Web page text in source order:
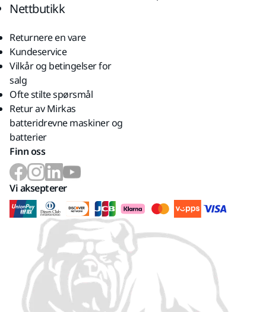
Nettbutikk
Returnere en vare
Kundeservice
Vilkår og betingelser for
salg
Ofte stilte spørsmål
Retur av Mirkas
batteridrevne maskiner og
batterier
Finn oss
Vi aksepterer